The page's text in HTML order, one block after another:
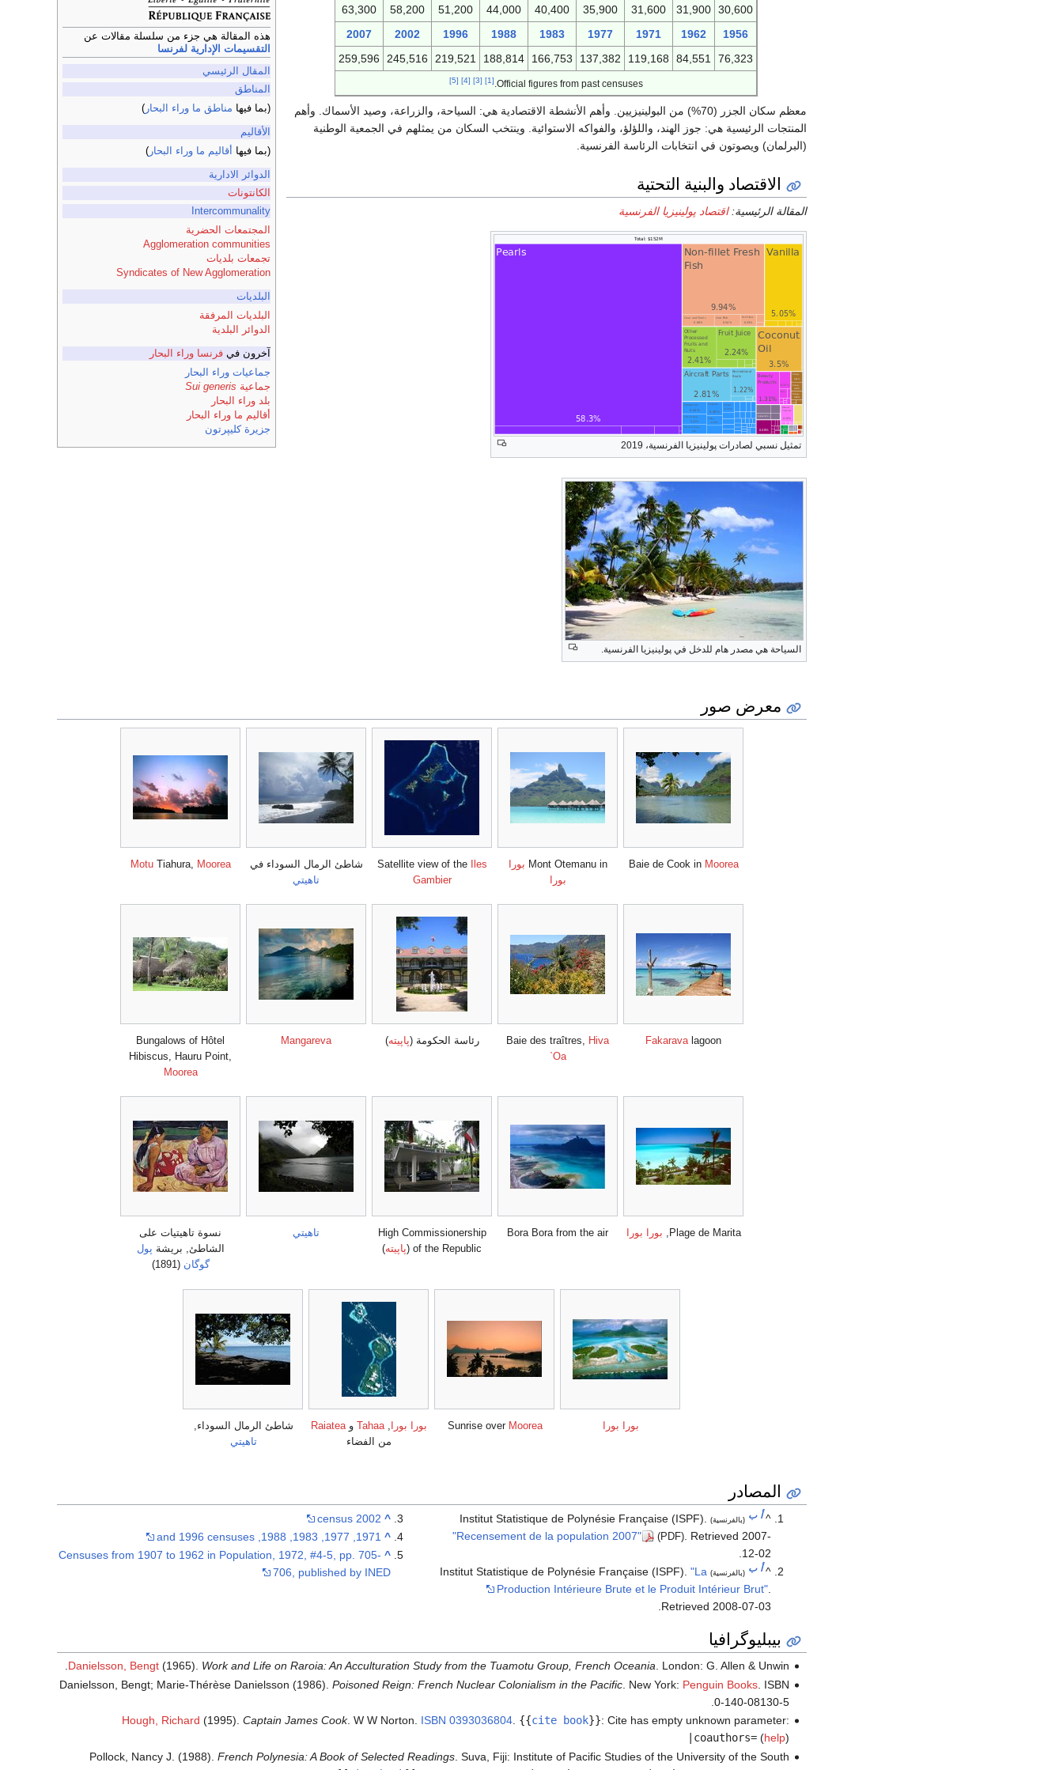
هذه المقالة هي جزء من سلسلة مقالات عن
التقسيمات الإدارية لفرنسا
المقال الرئيسي
المناطق
(بما فيها مناطق ما وراء البحار )
الأقاليم
(بما فيها
أقاليم ما وراء البحار )
الدوائر الادارية
الكانتونات
Intercommunality
المجتمعات الحضرية
Agglomeration communities
تجمعات بلديات
Syndicates of New Agglomeration
البلديات
البلديات المرفقة
الدوائر البلدية
آخرون في فرنسا وراء البحار
جماعيات وراء البحار
جماعية Sui generis
بلد وراء البحار
أقاليم ما وراء البحار
جزيرة كليپرتون
30,600
31,900
31,600
35,900
40,400
44,000
51,200
58,200
63,300
1956
1962
1971
1977
1983
1988
1996
2002
2007
76,323
84,551
119,168
137,382
166,753
188,814
219,521
245,516
259,596
Official figures from past censuses.
[1]
[3]
[4]
[5]
معظم سكان الجزر (70%) من البولينيزيين. وأهم الأنشطة الاقتصادية هي: السياحة، والزراعة، وصيد الأسماك. وأهم
المنتجات الرئيسية هي: جوز الهند، واللؤلؤ، والفواكه الاستوائية. وينتخب السكان من يمثلهم في الجمعية الوطنية
(البرلمان) ويصوتون في انتخابات الرئاسة الفرنسية.
الاقتصاد والبنية التحتية
المقالة الرئيسية:اقتصاد پولينيزيا الفرنسية
تمثيل نسبي لصادرات پولينيزيا الفرنسية، 2019
السياحة هي مصدر هام للدخل في پولينيزيا الفرنسية.
معرض صور
Baie de Cook in Moorea
Mont Otemanu in بورا
بورا
Satellite view of the Iles
Gambier
شاطئ الرمال السوداء في
تاهيتي
MotuTiahura, Moorea
Fakaravalagoon
Baie des traîtres, Hiva
`Oa
رئاسة الحكومة (پاپيته)
Mangareva
Bungalows of Hôtel
Hibiscus, Hauru Point,
Moorea
Plage de Marita, بورا بورا Bora Bora from the air
High Commissionership
of the Republic ( پاپيته)
تاهيتي
نسوة تاهيتيات على
الشاطئ, بريشة پول
گوگان (1891)
بورا بورا Sunrise over Moorea بورا بورا Tahaa و Raiatea
من الفضاء
شاطئ الرمال السوداء,
تاهيتي
المصادر
^أ ب (بالفرنسية)
Institut Statistique de Polynésie Française (ISPF).
"Recensement de la population 2007"
(PDF) . Retrieved 2007-
12-02
^أ ب (بالفرنسية) Institut Statistique de Polynésie Française (ISPF)."La
Production Intérieure Brute et le Produit Intérieur Brut"
Retrieved 2008-07-03
^
2002 census
^
1971, 1977, 1983, 1988, and 1996 censuses
^
Censuses from 1907 to 1962 in Population, 1972, #4-5, pp. 705-
706, published by INED
بيبليوگرافيا
Danielsson, Bengt(1965). Work and Life on Raroia: An Acculturation Study from the Tuamotu Group, French Oceania. London: G. Allen & Unwin.
Danielsson, Bengt; Marie-Thérèse Danielsson (1986). Poisoned Reign: French Nuclear Colonialism in the Pacific. New York: Penguin Books. ISBN
0-140-08130-5.
Hough, Richard (1995). Captain James Cook. W W Norton. ISBN 0393036804. {{cite book}}: Cite has empty unknown parameter:
|coauthors=(help)
Pollock, Nancy J. (1988). French Polynesia: A Book of Selected Readings. Suva, Fiji: Institute of Pacific Studies of the University of the South